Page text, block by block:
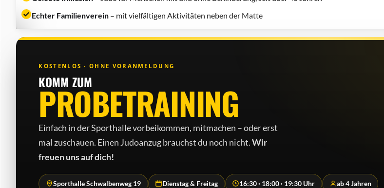
Echter Familienverein – mit vielfältigen Aktivitäten neben der Matte
KOSTENLOS · OHNE VORANMELDUNG
KOMM ZUM
PROBETRAINING
Einfach in der Sporthalle vorbeikommen, mitmachen – oder erst
mal zuschauen. Einen Judo­anzug brauchst du noch nicht.Wir
freuen uns auf dich!
Sporthalle Schwalbenweg 19 Dienstag & Freitag 16:30 · 18:00 · 19:30 Uhr ab 4 Jahren